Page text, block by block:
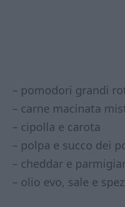
– pomodori grandi
– carne macinata
– cipolla e carota
– polpa e succo dei
– cheddar e
– olio evo, sale e